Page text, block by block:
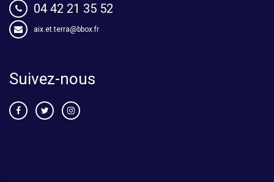
04 42 21 35 52
aix.et.terra@bbox.fr
Suivez-nous